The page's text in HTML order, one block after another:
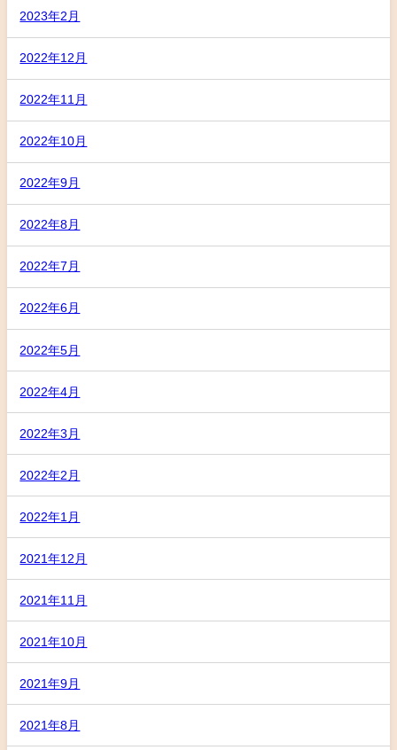
2023年2月
2022年12月
2022年11月
2022年10月
2022年9月
2022年8月
2022年7月
2022年6月
2022年5月
2022年4月
2022年3月
2022年2月
2022年1月
2021年12月
2021年11月
2021年10月
2021年9月
2021年8月